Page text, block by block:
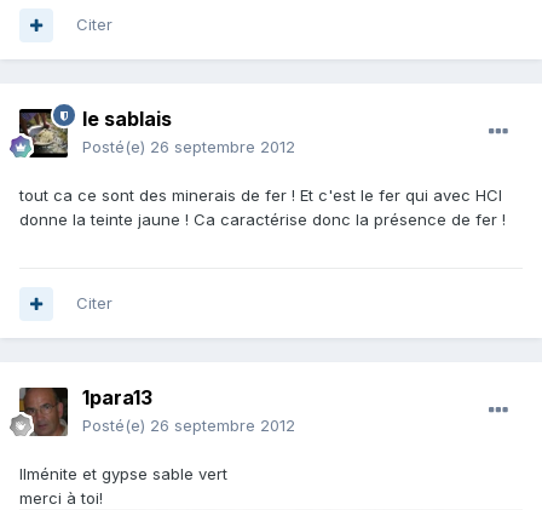
Citer
le sablais
Posté(e) 26 septembre 2012
tout ca ce sont des minerais de fer ! Et c'est le fer qui avec HCl
donne la teinte jaune ! Ca caractérise donc la présence de fer !
Citer
1para13
Posté(e) 26 septembre 2012
Ilménite et gypse sable vert
merci à toi!